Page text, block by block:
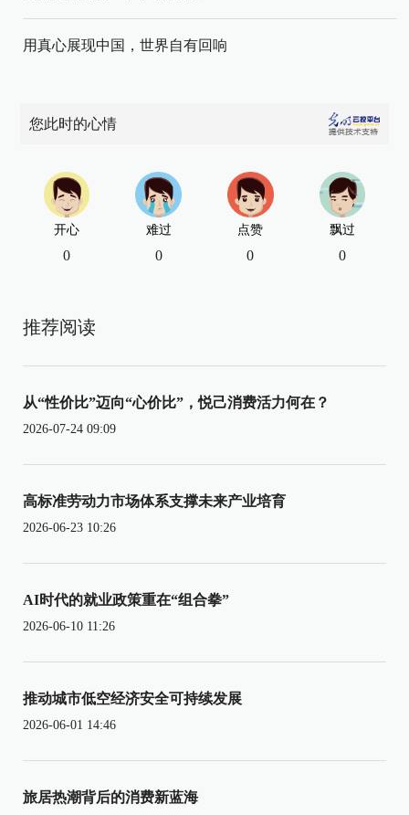
用真心展现中国，世界自有回响
您此时的心情
开心
0
难过
0
点赞
0
飘过
0
推荐阅读
从“性价比”迈向“心价比”，悦己消费活力何在？
2026-07-24 09:09
高标准劳动力市场体系支撑未来产业培育
2026-06-23 10:26
AI时代的就业政策重在“组合拳”
2026-06-10 11:26
推动城市低空经济安全可持续发展
2026-06-01 14:46
旅居热潮背后的消费新蓝海